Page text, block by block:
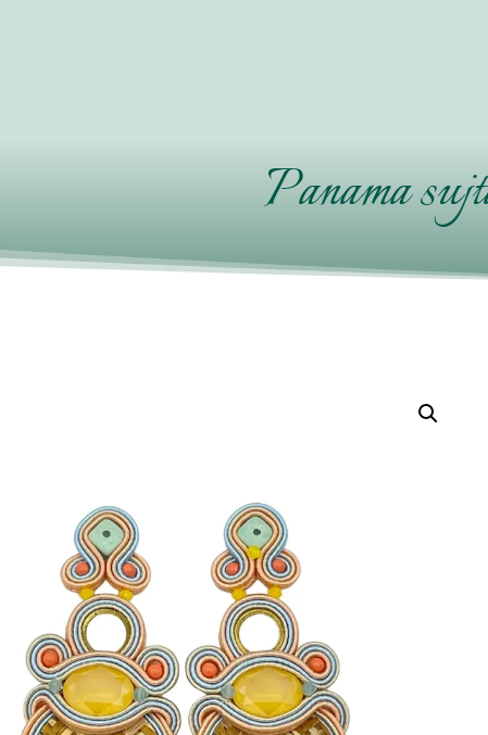
Panama